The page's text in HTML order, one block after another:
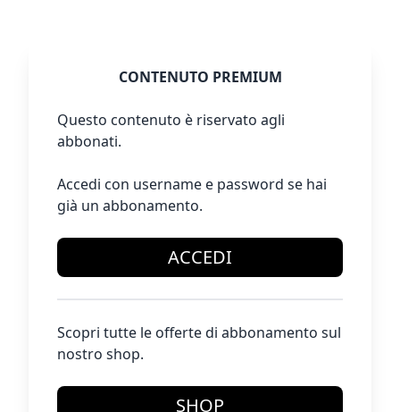
CONTENUTO PREMIUM
Questo contenuto è riservato agli
abbonati.
Accedi con username e password se hai
già un abbonamento.
ACCEDI
Scopri tutte le offerte di abbonamento sul
nostro shop.
SHOP